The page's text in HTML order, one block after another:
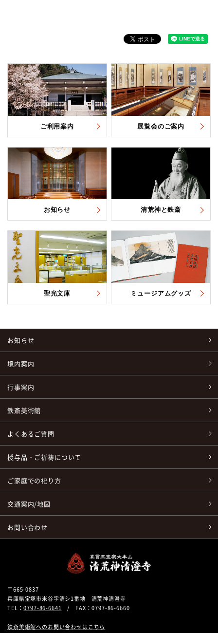
ご利用案内 展覧会のご案内
お知らせ 清荒神と鉄斎
聖光文庫 ミュージアムグッズ
お知らせ
境内案内
行事案内
鉄斎美術館
よくあるご質問
授与品・ご祈祷について
ご家庭での祀り方
交通案内/地図
お問い合わせ
〒665-0837
兵庫県宝塚市米谷字清シ1番地 清荒神清澄寺
TEL：0797-86-6641 / FAX：0797-86-6660
鉄斎美術館へのお問い合わせはこちら